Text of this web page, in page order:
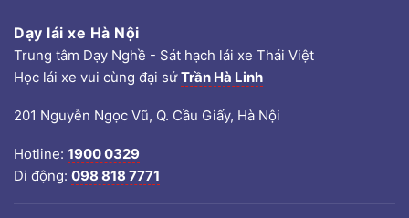
Dạy lái xe Hà Nội
Trung tâm Dạy Nghề - Sát hạch lái xe Thái Việt
Học lái xe vui cùng đại sứTrần Hà Linh
201 Nguyễn Ngọc Vũ, Q. Cầu Giấy, Hà Nội
Hotline: 1900 0329
Di động: 098 818 7771